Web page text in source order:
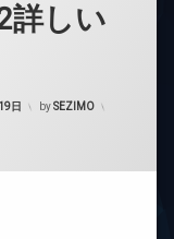
詳しい
日 bySEZIMO